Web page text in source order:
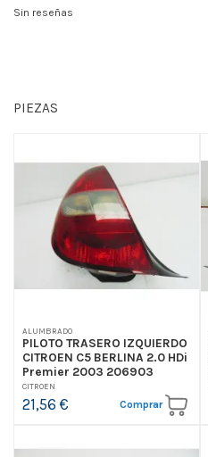
Sin reseñas
PIEZAS
ALUMBRADO
PILOTO TRASERO IZQUIERDO
CITROEN C5 BERLINA 2.0 HDi
Premier 2003 206903
CITROEN
21,56 € Comprar